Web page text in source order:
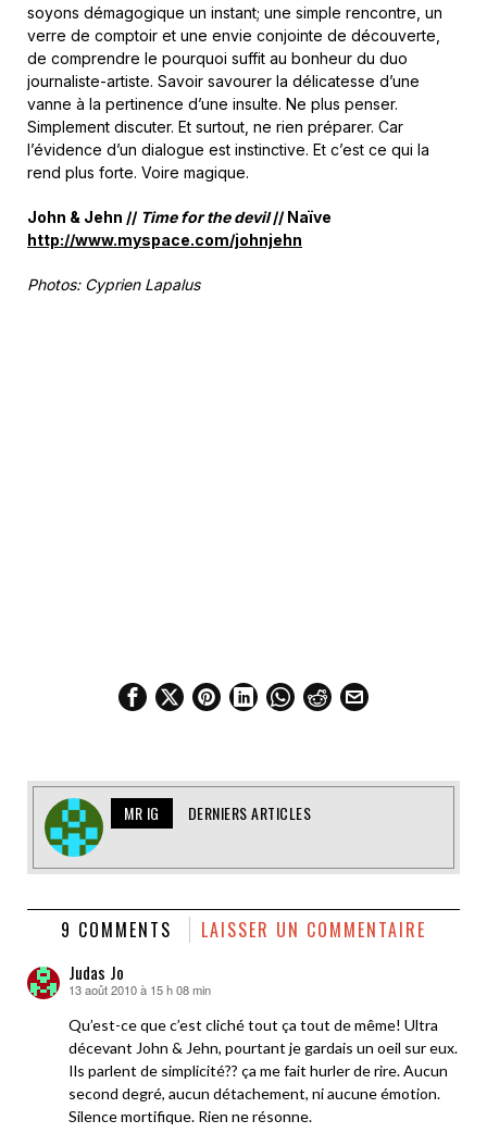
soyons démagogique un instant; une simple rencontre, un
verre de comptoir et une envie conjointe de découverte,
de comprendre le pourquoi suffit au bonheur du duo
journaliste-artiste. Savoir savourer la délicatesse d’une
vanne à la pertinence d’une insulte. Ne plus penser.
Simplement discuter. Et surtout, ne rien préparer. Car
l’évidence d’un dialogue est instinctive. Et c’est ce qui la
rend plus forte. Voire magique.
John & Jehn // Time for the devil// Naïve
http://www.myspace.com/johnjehn
Photos: Cyprien Lapalus
MR IG DERNIERS ARTICLES
9 COMMENTS LAISSER UN COMMENTAIRE
Judas Jo
dit :
13 août 2010 à 15 h 08 min
Qu’est-ce que c’est cliché tout ça tout de même! Ultra
décevant John & Jehn, pourtant je gardais un oeil sur eux.
Ils parlent de simplicité?? ça me fait hurler de rire. Aucun
second degré, aucun détachement, ni aucune émotion.
Silence mortifique. Rien ne résonne.